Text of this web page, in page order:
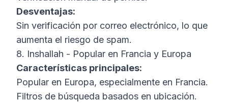
Desventajas:
Sin verificación por correo electrónico, lo que
aumenta el riesgo de spam.
8. Inshallah - Popular en Francia y Europa
Características principales:
Popular en Europa, especialmente en Francia.
Filtros de búsqueda basados en ubicación.